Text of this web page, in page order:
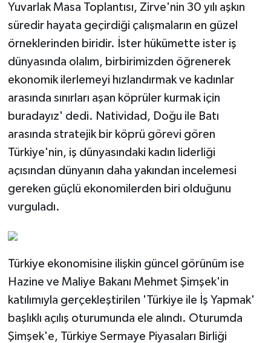
Yuvarlak Masa Toplantısı, Zirve'nin 30 yılı aşkın
süredir hayata geçirdiği çalışmaların en güzel
örneklerinden biridir. İster hükümette ister iş
dünyasında olalım, birbirimizden öğrenerek
ekonomik ilerlemeyi hızlandırmak ve kadınlar
arasında sınırları aşan köprüler kurmak için
buradayız' dedi. Natividad, Doğu ile Batı
arasında stratejik bir köprü görevi gören
Türkiye'nin, iş dünyasındaki kadın liderliği
açısından dünyanın daha yakından incelemesi
gereken güçlü ekonomilerden biri olduğunu
vurguladı.
Türkiye ekonomisine ilişkin güncel görünüm ise
Hazine ve Maliye Bakanı Mehmet Şimşek'in
katılımıyla gerçekleştirilen 'Türkiye ile İş Yapmak'
başlıklı açılış oturumunda ele alındı. Oturumda
Şimşek'e, Türkiye Sermaye Piyasaları Birliği